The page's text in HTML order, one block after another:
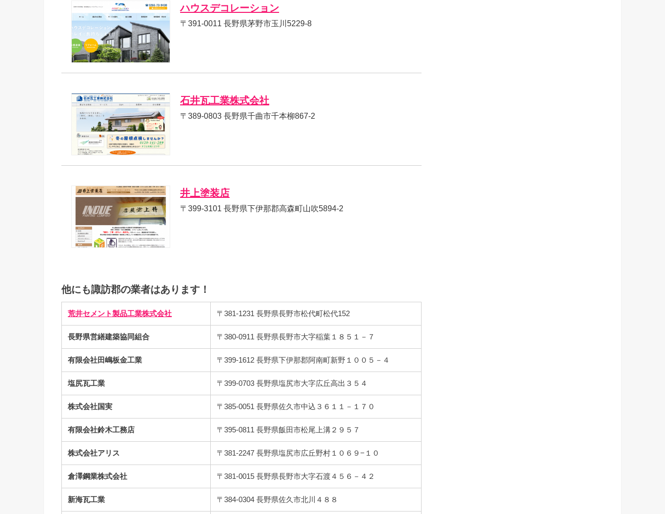
ハウスデコレーション
〒391-0011 長野県茅野市玉川5229-8
石井瓦工業株式会社
〒389-0803 長野県千曲市千本柳867-2
井上塗装店
〒399-3101 長野県下伊那郡高森町山吹5894-2
他にも諏訪郡の業者はあります！
荒井セメント製品工業株式会社 〒381-1231 長野県長野市松代町松代152
長野県営繕建築協同組合 〒380-0911 長野県長野市大字稲葉１８５１－７
有限会社田嶋板金工業 〒399-1612 長野県下伊那郡阿南町新野１００５－４
塩尻瓦工業 〒399-0703 長野県塩尻市大字広丘高出３５４
株式会社国実 〒385-0051 長野県佐久市中込３６１１－１７０
有限会社鈴木工務店 〒395-0811 長野県飯田市松尾上溝２９５７
株式会社アリス 〒381-2247 長野県塩尻市広丘野村１０６９−１０
倉澤鋼業株式会社 〒381-0015 長野県長野市大字石渡４５６－４２
新海瓦工業 〒384-0304 長野県佐久市北川４８８